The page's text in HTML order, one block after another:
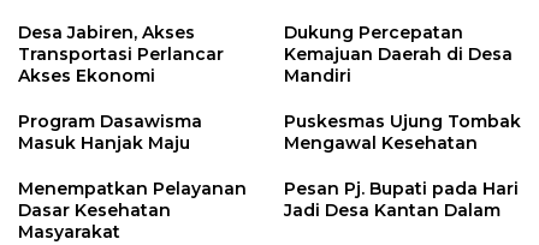
Desa Jabiren, Akses
Transportasi Perlancar
Akses Ekonomi
Dukung Percepatan
Kemajuan Daerah di Desa
Mandiri
Program Dasawisma
Masuk Hanjak Maju
Puskesmas Ujung Tombak
Mengawal Kesehatan
Menempatkan Pelayanan
Dasar Kesehatan
Masyarakat
Pesan Pj. Bupati pada Hari
Jadi Desa Kantan Dalam